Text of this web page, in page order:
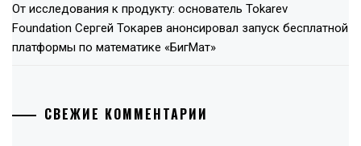
От исследования к продукту: основатель Tokarev
Foundation Сергей Токарев анонсировал запуск бесплатной
платформы по математике «БигМат»
СВЕЖИЕ КОММЕНТАРИИ